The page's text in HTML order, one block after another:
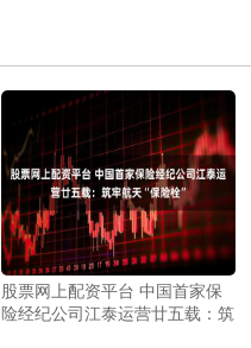
股票网上配资平台 中国首家保
险经纪公司江泰运营廿五载：筑